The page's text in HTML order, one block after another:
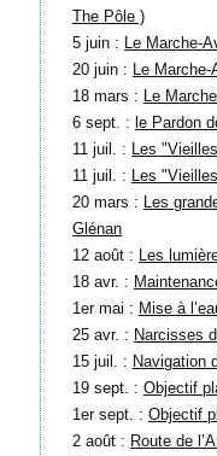
The Pôle )
5 juin :
Le Marche-
20 juin :
Le
18 mars :
Le
6 sept. : le Pardon
11 juil. :
Les
11 juil. :
Les
20 mars :
Les
Glénan
12 août :
Les
18 avr. :
1er mai : Mise à
25 avr. : Narcisses
15 juil. : Navigation
19 sept. : Objectif
1er sept. : Objectif
2 août : Route de